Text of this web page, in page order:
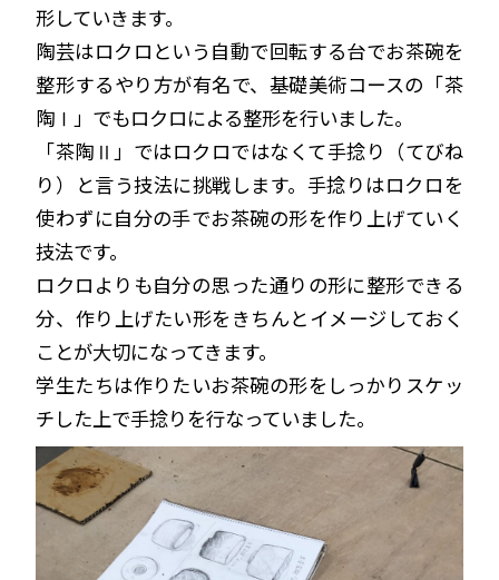
形していきます。
陶芸はロクロという自動で回転する台でお茶碗を
整形するやり方が有名で、基礎美術コースの「茶
陶Ⅰ」でもロクロによる整形を行いました。
「茶陶Ⅱ」ではロクロではなくて手捻り（てびね
り）と言う技法に挑戦します。手捻りはロクロを
使わずに自分の手でお茶碗の形を作り上げていく
技法です。
ロクロよりも自分の思った通りの形に整形できる
分、作り上げたい形をきちんとイメージしておく
ことが大切になってきます。
学生たちは作りたいお茶碗の形をしっかりスケッ
チした上で手捻りを行なっていました。